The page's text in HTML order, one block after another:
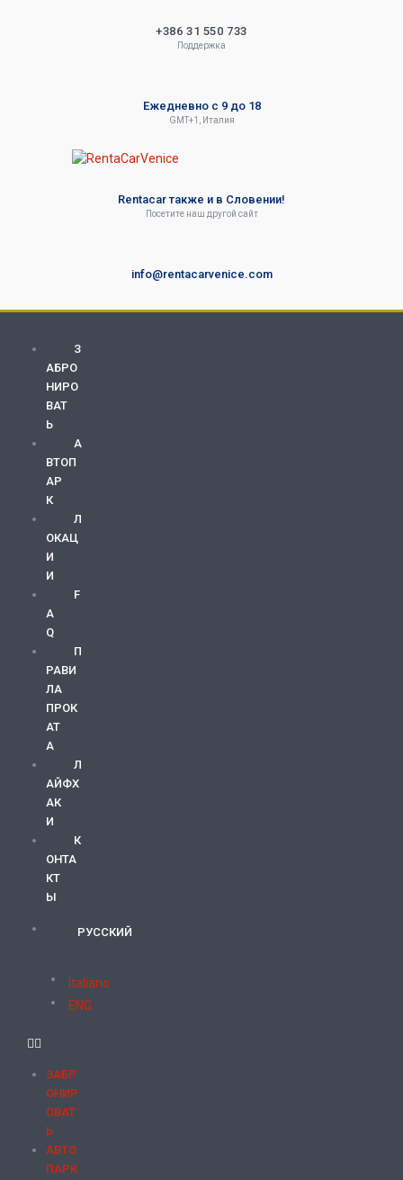
+386 31 550 733
Поддержка
Ежедневно с 9 до 18
GMT+1, Италия
Rentacar также и в Словении!
Посетите наш другой сайт
info@rentacarvenice.com
З
АБРО
НИРО
ВАТ
Ь
А
ВТОП
АР
К
Л
ОКАЦ
И
И
F
A
Q
П
РАВИ
ЛА
ПРОК
АТ
А
Л
АЙФХ
АК
И
К
ОНТА
КТ
Ы
РУССКИЙ
Italiano
ENG
ЗАБР
ОНИР
ОВАТ
Ь
АВТО
ПАРК